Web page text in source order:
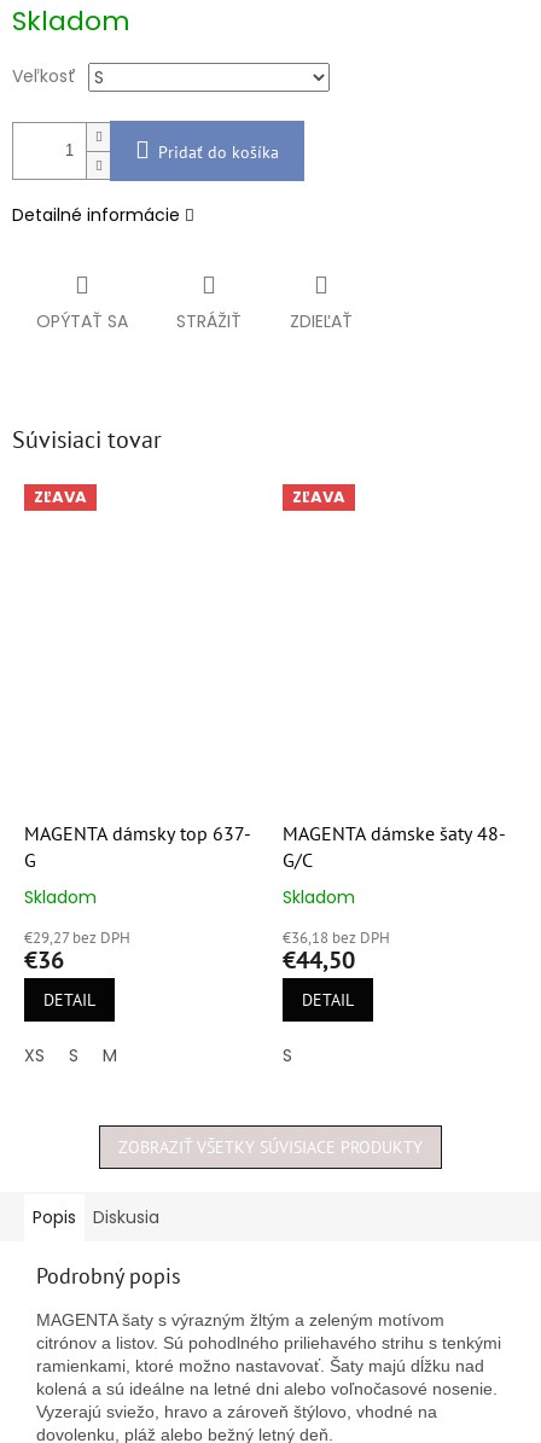
cena:
Skladom
Veľkosť
Pridať do košíka
Detailné informácie
OPÝTAŤ SA STRÁŽIŤ ZDIEĽAŤ
Súvisiaci tovar
ZĽAVA
MAGENTA dámsky top 637-
G
Priemerné
produktu
je
5,0
hviezdičiek.
Skladom
€29,27 bez DPH
€36
DETAIL
XS S M
ZĽAVA
MAGENTA dámske šaty 48-
G/C
Priemerné
produktu
je
4,9
hviezdičiek.
Skladom
€36,18 bez DPH
€44,50
DETAIL
S
ZOBRAZIŤ VŠETKY SÚVISIACE PRODUKTY
Popis Diskusia
Podrobný popis
MAGENTA šaty s výrazným žltým a zeleným motívom
citrónov a listov. Sú pohodlného priliehavého strihu s tenkými
ramienkami, ktoré možno nastavovať. Šaty majú dĺžku nad
kolená a sú ideálne na letné dni alebo voľnočasové nosenie.
Vyzerajú sviežo, hravo a zároveň štýlovo, vhodné na
dovolenku, pláž alebo bežný letný deň.